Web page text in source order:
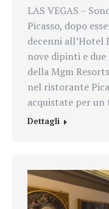
LAS VEGAS –
Picasso, dopo
decenni all’Hotel
nove dipinti e
della Mgm
nel ristorante
acquistate per
Dettagli